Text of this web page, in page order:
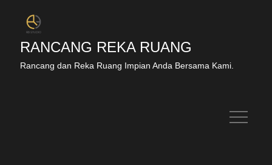
RANCANG REKA RUANG
Rancang dan Reka Ruang Impian Anda Bersama Kami.